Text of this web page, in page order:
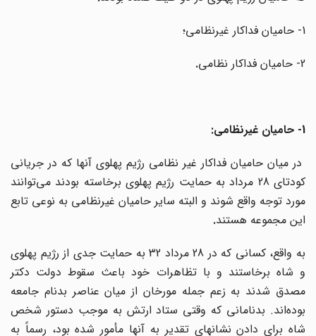
.
در میان حامیان فداکار غیر نظامی رژیم پهلوی آنها که در جریانی
کودتای 28 مرداد به حمایت رژیم پهلوی برخاسته بودند می‌توانند
مورد توجه واقع شوند و البته سایر حامیان غیرنظامی به نوعی تابع
این مجموعه هستند.
به واقع، کسانی که در 28 مرداد 32 به حمایت جدی از رژیم پهلوی
و شاه برخاستند و با تظاهرات خود باعث سقوط دولت دکتر
مصدق شدند به زعم جمله مورخان از میان عناصر بدنام جامعه
بوده‌اند. بدنامانی که وقتی ستاد ارتش به موجب دستور شخص
شاه برای دادن نشانهای تقدیر به آنها مأمور شده بود، رسماً به